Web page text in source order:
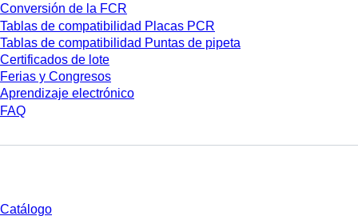
Conversión de la FCR
Tablas de compatibilidad Placas PCR
Tablas de compatibilidad Puntas de pipeta
Certificados de lote
Ferias y Congresos
Aprendizaje electrónico
FAQ
Catálogo